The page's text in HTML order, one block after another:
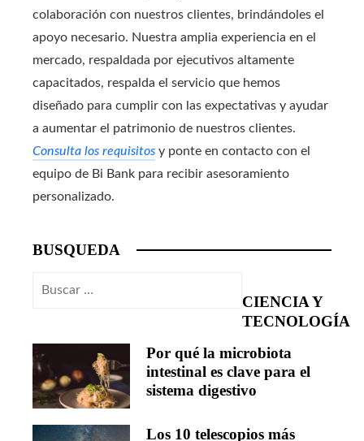
colaboración con nuestros clientes, brindándoles el
apoyo necesario. Nuestra amplia experiencia en el
mercado, respaldada por ejecutivos altamente
capacitados, respalda el servicio que hemos
diseñado para cumplir con las expectativas y ayudar
a aumentar el patrimonio de nuestros clientes.
Consulta los requisitos y ponte en contacto con el
equipo de Bi Bank para recibir asesoramiento
personalizado.
BUSQUEDA
Buscar:
CIENCIA Y
TECNOLOGÍA
Por qué la microbiota
intestinal es clave para el
sistema digestivo
Los 10 telescopios más